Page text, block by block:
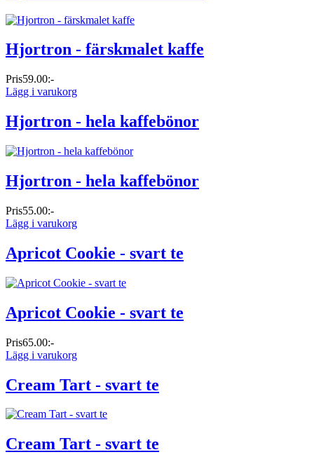
Hjortron - färskmalet kaffe
Pris59.00:-
Lägg i varukorg
Hjortron - hela kaffebönor
Hjortron - hela kaffebönor
Pris55.00:-
Lägg i varukorg
Apricot Cookie - svart te
Apricot Cookie - svart te
Pris65.00:-
Lägg i varukorg
Cream Tart - svart te
Cream Tart - svart te